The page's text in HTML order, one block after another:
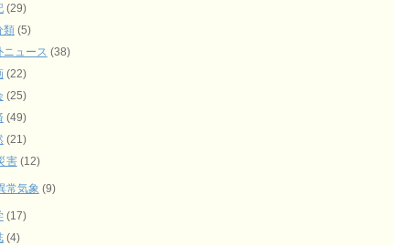
(29)
類(5)
ニュース (38)
(22)
(25)
(49)
(21)
害(12)
常気象 (9)
(17)
(4)